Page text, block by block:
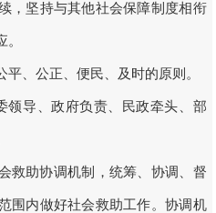
，坚持与其他社会保障制度相衔
、公正、便民、及时的原则。
导、政府负责、民政牵头、部
救助协调机制，统筹、协调、督
围内做好社会救助工作。协调机